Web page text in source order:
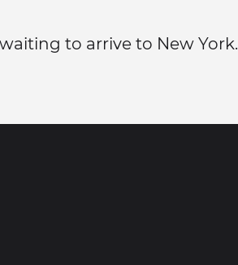
to arrive to New York.